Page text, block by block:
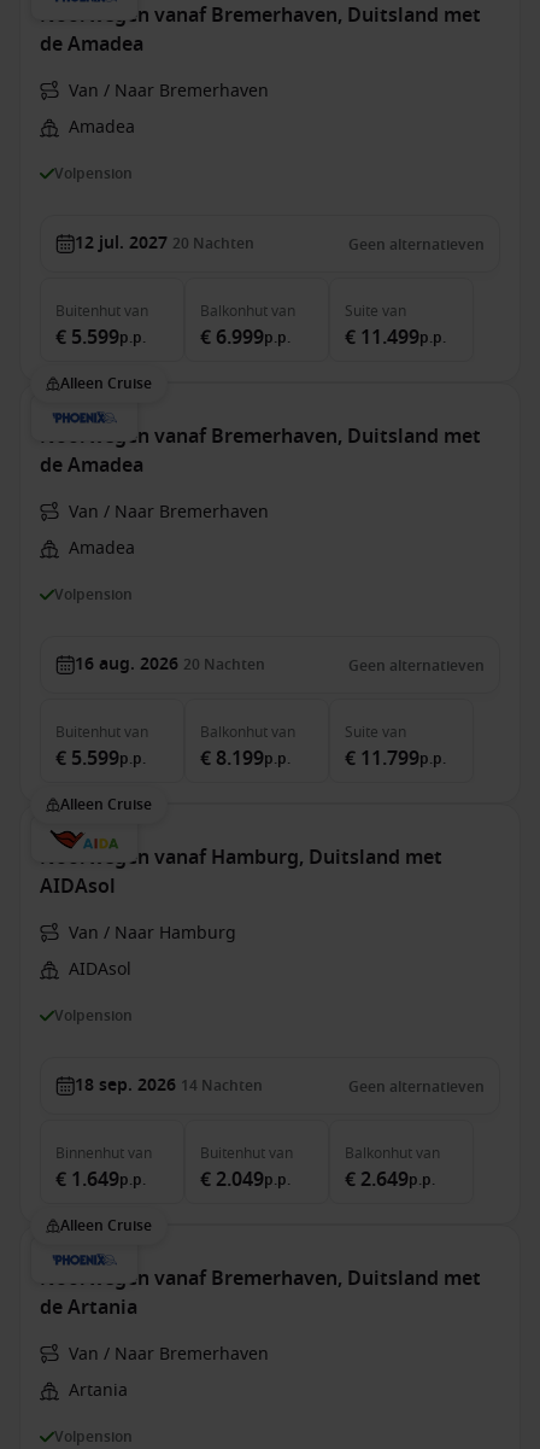
Noorwegen vanaf Bremerhaven, Duitsland met
de Amadea
Van / Naar Bremerhaven
Amadea
Volpension
12 jul. 2027 20 Nachten Geen alternatieven
Buitenhutvan
€ 5.599p.p.
Balkonhutvan
€ 6.999p.p.
Suite van
€ 11.499p.p.
Alleen Cruise
Noorwegen vanaf Bremerhaven, Duitsland met
de Amadea
Van / Naar Bremerhaven
Amadea
Volpension
16 aug. 2026 20 Nachten Geen alternatieven
Buitenhutvan
€ 5.599p.p.
Balkonhutvan
€ 8.199p.p.
Suite van
€ 11.799p.p.
Alleen Cruise
Noorwegen vanaf Hamburg, Duitsland met
AIDAsol
Van / Naar Hamburg
AIDAsol
Volpension
18 sep. 2026 14 Nachten Geen alternatieven
Binnenhutvan
€ 1.649p.p.
Buitenhutvan
€ 2.049p.p.
Balkonhutvan
€ 2.649p.p.
Alleen Cruise
Noorwegen vanaf Bremerhaven, Duitsland met
de Artania
Van / Naar Bremerhaven
Artania
Volpension